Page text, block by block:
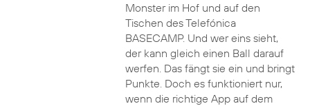
Monster im Hof und auf den
Tischen des Telefónica
BASECAMP. Und wer eins sieht,
der kann gleich einen Ball darauf
werfen. Das fängt sie ein und bringt
Punkte. Doch es funktioniert nur,
wenn die richtige App auf dem